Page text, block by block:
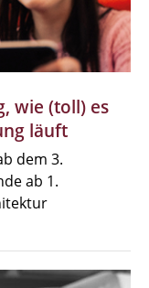
wie (toll) es
läuft
dem 3.
ab 1.